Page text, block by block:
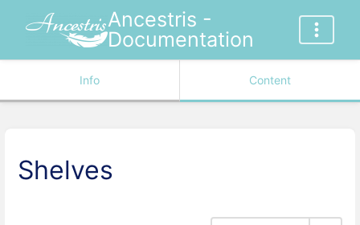
Ancestris -
Documentation
Info Content
Shelves